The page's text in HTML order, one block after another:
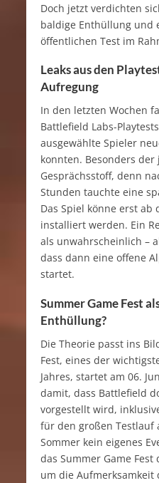
Doch jetzt verdichten
baldige Enthüllung und
öffentlichen Test im
Leaks aus den
Aufregung
In den letzten Wochen
Battlefield Labs-
ausgewählte Spieler
konnten. Besonders
Gesprächsstoff, denn
Stunden tauchte eine
Das Spiel könne erst ab
installiert werden. Ein
als unwahrscheinlich –
dass dann eine offene
startet.
Summer Game Fest
Enthüllung?
Die Theorie passt ins
Fest, eines der
Jahres, startet am 06.
damit, dass Battlefield
vorgestellt wird,
für den großen Testlauf
Sommer kein eigenes
das Summer Game
um die Aufmerksamkeit